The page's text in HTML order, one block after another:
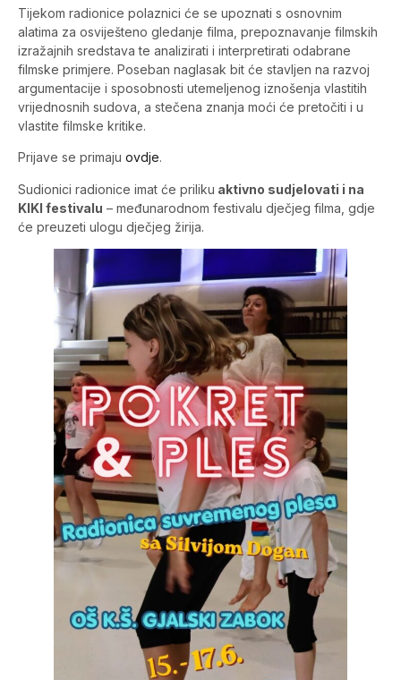
Tijekom radionice polaznici će se upoznati s osnovnim
alatima za osviješteno gledanje filma, prepoznavanje filmskih
izražajnih sredstava te analizirati i interpretirati odabrane
filmske primjere. Poseban naglasak bit će stavljen na razvoj
argumentacije i sposobnosti utemeljenog iznošenja vlastitih
vrijednosnih sudova, a stečena znanja moći će pretočiti i u
vlastite filmske kritike.
Prijave se primaju ovdje.
Sudionici radionice imat će priliku aktivno sudjelovati i na
KIKI festivalu – međunarodnom festivalu dječjeg filma, gdje
će preuzeti ulogu dječjeg žirija.